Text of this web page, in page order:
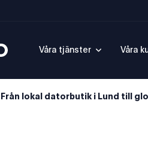
Våra tjänster Våra
Från lokal datorbutik i Lund till